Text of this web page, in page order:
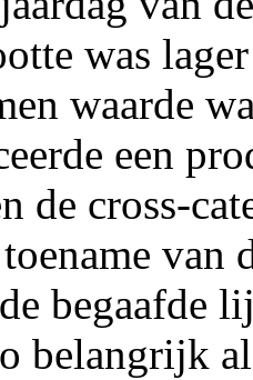
was
waarde
een
de cross-
toename
begaafde
belangrijk